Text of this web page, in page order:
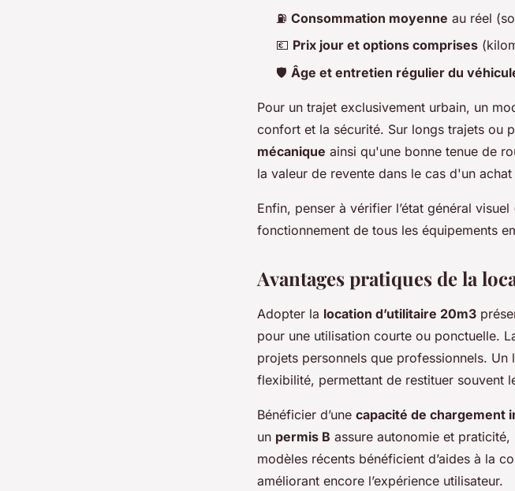
⛽ Consommation moyenne au réel
💶 Prix jour et options comprises
🛡️ Âge et entretien régulier du
Pour un trajet exclusivement urbain, un
confort et la sécurité. Sur longs trajets ou
mécanique ainsi qu'une bonne tenue de
la valeur de revente dans le cas d'un
Enfin, penser à vérifier l’état général
fonctionnement de tous les équipements
Avantages pratiques de la
Adopter la location d’utilitaire 20m3
pour une utilisation courte ou ponctuelle.
projets personnels que professionnels.
flexibilité, permettant de restituer souvent
Bénéficier d’une capacité de chargement
un permis B assure autonomie et
modèles récents bénéficient d’aides à la
améliorant encore l’expérience utilisateur.